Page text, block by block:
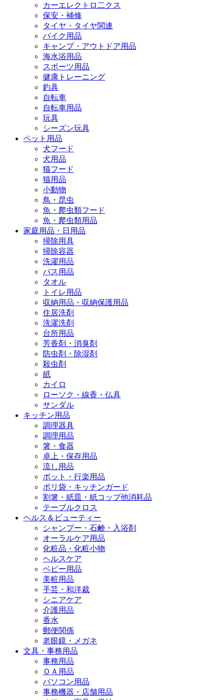
カーエレクトロ二クス
保安・補修
タイヤ・タイヤ関連
バイク用品
キャンプ・アウトドア用品
海水浴用品
スポーツ用品
健康トレーニング
釣具
自転車
自転車用品
玩具
シーズン玩具
ペット用品
犬フード
犬用品
猫フード
猫用品
小動物
鳥・昆虫
魚・爬虫類フード
魚・爬虫類用品
家庭用品・日用品
掃除用具
掃除容器
洗濯用品
バス用品
タオル
トイレ用品
収納用品・収納保護用品
住居洗剤
洗濯洗剤
台所用品
芳香剤・消臭剤
防虫剤・除湿剤
殺虫剤
紙
カイロ
ローソク・線香・仏具
サンダル
キッチン用品
調理器具
調理用品
箸・食器
卓上・保存用品
流し用品
ポット・行楽用品
ポリ袋・キッチンガード
割箸・紙皿・紙コップ他消耗品
テーブルクロス
ヘルス＆ビューティー
シャンプー・石鹸・入浴剤
オーラルケア用品
化粧品・化粧小物
ヘルスケア
ベビー用品
美粧用品
手芸・和洋裁
シニアケア
介護用品
香水
郵便関係
老眼鏡・メガネ
文具・事務用品
事務用品
ＯＡ用品
パソコン用品
事務機器・店舗用品